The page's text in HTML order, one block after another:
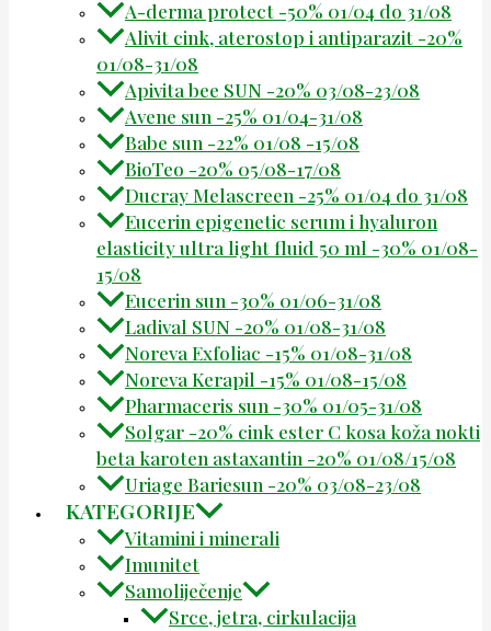
A-derma protect -50% 01/04 do 31/08
Alivit cink, aterostop i antiparazit -20%
01/08-31/08
Apivita bee SUN -20% 03/08-23/08
Avene sun -25% 01/04-31/08
Babe sun -22% 01/08 -15/08
BioTeo -20% 05/08-17/08
Ducray Melascreen -25% 01/04 do 31/08
Eucerin epigenetic serum i hyaluron
elasticity ultra light fluid 50 ml -30% 01/08-
15/08
Eucerin sun -30% 01/06-31/08
Ladival SUN -20% 01/08-31/08
Noreva Exfoliac -15% 01/08-31/08
Noreva Kerapil -15% 01/08-15/08
Pharmaceris sun -30% 01/05-31/08
Solgar -20% cink ester C kosa koža nokti
beta karoten astaxantin -20% 01/08/15/08
Uriage Bariesun -20% 03/08-23/08
KATEGORIJE
Vitamini i minerali
Imunitet
Samoliječenje
Srce, jetra, cirkulacija